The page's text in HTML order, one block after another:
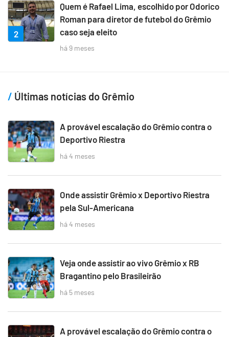
2
Quem é Rafael Lima, escolhido por Odorico
Roman para diretor de futebol do Grêmio
caso seja eleito
há 9 meses
Últimas notícias do Grêmio
A provável escalação do Grêmio contra o
Deportivo Riestra
há 4 meses
Onde assistir Grêmio x Deportivo Riestra
pela Sul-Americana
há 4 meses
Veja onde assistir ao vivo Grêmio x RB
Bragantino pelo Brasileirão
há 5 meses
A provável escalação do Grêmio contra o